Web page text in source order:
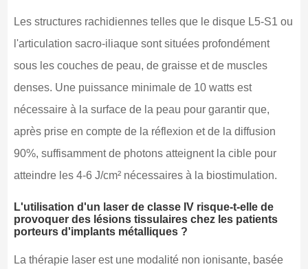
Les structures rachidiennes telles que le disque L5-S1 ou
l'articulation sacro-iliaque sont situées profondément
sous les couches de peau, de graisse et de muscles
denses. Une puissance minimale de 10 watts est
nécessaire à la surface de la peau pour garantir que,
après prise en compte de la réflexion et de la diffusion
90%, suffisamment de photons atteignent la cible pour
atteindre les 4-6 J/cm² nécessaires à la biostimulation.
L'utilisation d'un laser de classe IV risque-t-elle de
provoquer des lésions tissulaires chez les patients
porteurs d'implants métalliques ?
La thérapie laser est une modalité non ionisante, basée